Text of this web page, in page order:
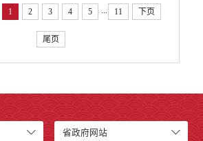
1 2 3 4 5 ... 11 下页
尾页
省政府网站